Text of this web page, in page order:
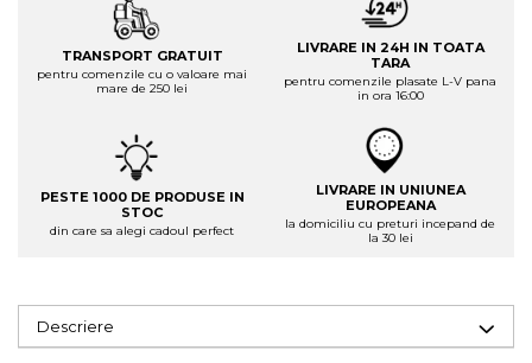
TRANSPORT GRATUIT
pentru comenzile cu o valoare mai
mare de 250 lei
LIVRARE IN 24H IN TOATA
TARA
pentru comenzile plasate L-V pana
in ora 16:00
PESTE 1000 DE PRODUSE IN
STOC
din care sa alegi cadoul perfect
LIVRARE IN UNIUNEA
EUROPEANA
la domiciliu cu preturi incepand de
la 30 lei
Descriere